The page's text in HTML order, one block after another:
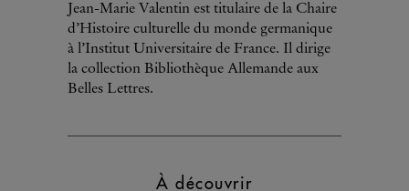
Jean-Marie Valentin est titulaire de la Chaire
d’Histoire culturelle du monde germanique
à l’Institut Universitaire de France. Il dirige
la collection Bibliothèque Allemande aux
Belles Lettres.
À découvrir